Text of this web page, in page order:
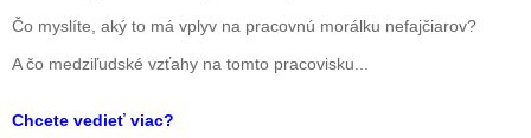
Čo myslíte, aký to má vplyv na pracovnú morálku nefajčiarov?
A čo medziľudské vzťahy na tomto pracovisku...
Chcete vedieť viac?